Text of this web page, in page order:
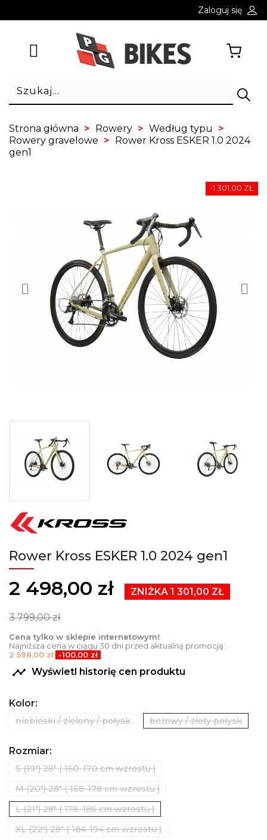
Zaloguj się
Strona główna Rowery
Według typu
Rowery gravelowe
Rower Kross ESKER 1.0 2024
gen1
-1 301,00 ZŁ
Rower Kross ESKER 1.0 2024 gen1
2 498,00 zł ZNIŻKA 1 301,00 ZŁ
3 799,00 zł
Cena tylko w sklepie internetowym!
Najniższa cena w ciągu 30 dni przed aktualną promocją:
2 598,00 zł -100,00 zł
 Wyświetl historię cen produktu
Kolor:
niebieski / zielony / połysk beżowy / złoty połysk
Rozmiar:
S (19") 28" ( 160-170 cm wzrostu )
M (20") 28" ( 168-178 cm wzrostu )
L (21") 28" ( 176-186 cm wzrostu )
XL (22") 28" ( 184-194 cm wzrostu )